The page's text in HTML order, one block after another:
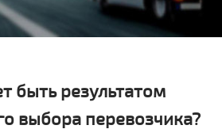
быть результатом
выбора перевозчика?